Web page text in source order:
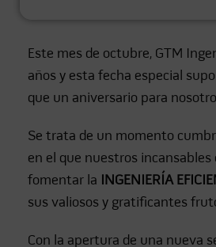
Este mes de octubre, GTM
años y esta fecha especial
que un aniversario para
⁣Se trata de un momento
en el que nuestros incansables
fomentar la
INGENIERÍA
sus valiosos y gratificantes
⁣Con la apertura de una nueva